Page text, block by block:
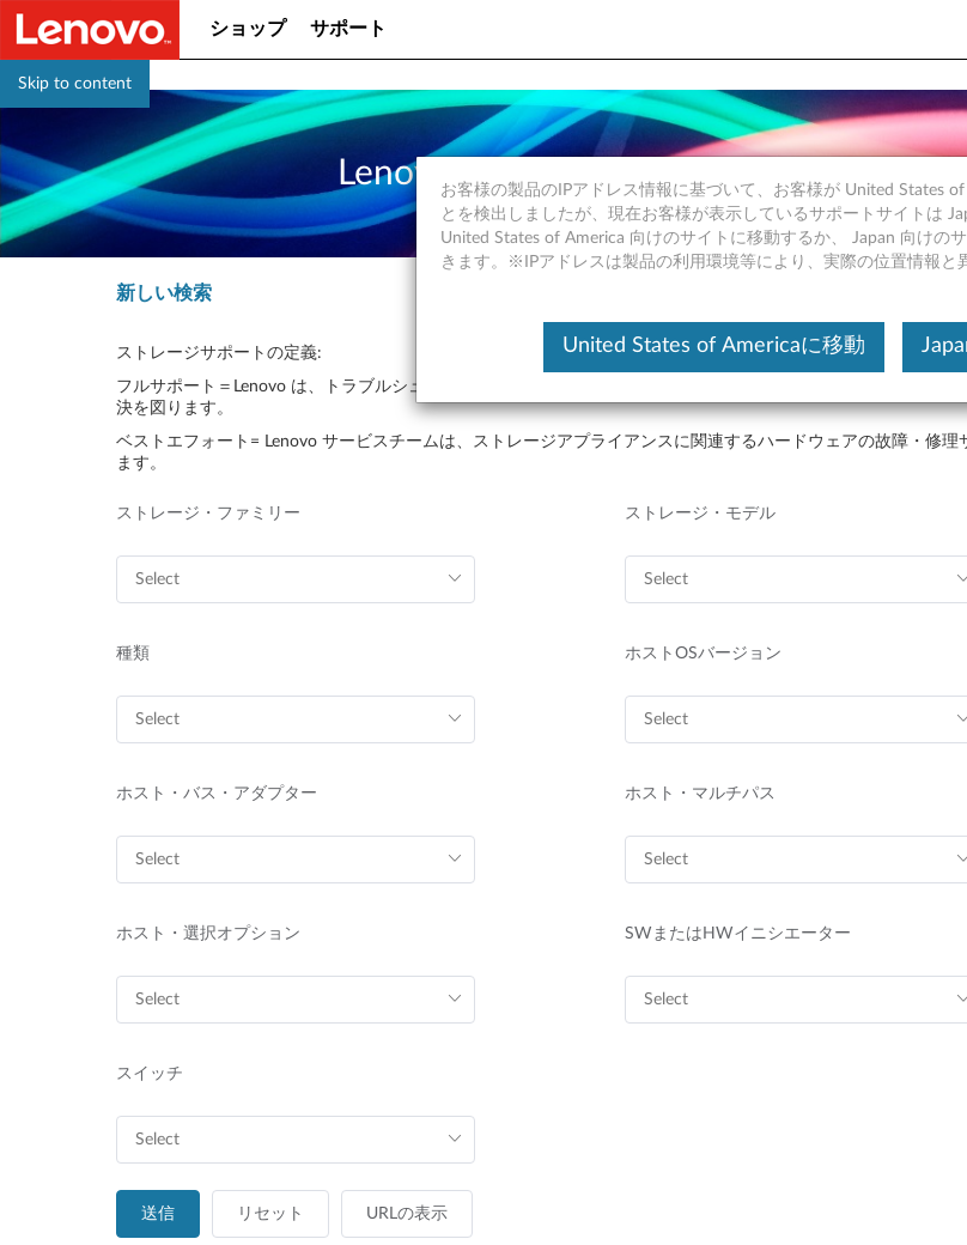
Skip to content
ショップ サポート
Lenovo ストレージ・インターオペレ
新しい検索
ストレージサポートの定義:
フルサポート＝Lenovo は、トラブルシューティング、欠陥管理、ならびに該当するサードパーティベンダーと
決を図ります。
ベストエフォート= Lenovo サービスチームは、ストレージアプライアンスに関連するハードウェアの故障・修
ます。
ストレージ・ファミリー ストレージ・モデル
種類 ホストOSバージョン
ホスト・バス・アダプター ホスト・マルチパス
ホスト・選択オプション SWまたはHWイニシエーター
スイッチ
送信 リセット URLの表示
お客様の製品のIPアドレス情報に基づいて、お客様が United States
とを検出しましたが、現在お客様が表示しているサポートサイトは
United States of America 向けのサイトに移動するか、 Japan 向けの
きます。※IPアドレスは製品の利用環境等により、実際の位置情報と
United States of Americaに移動